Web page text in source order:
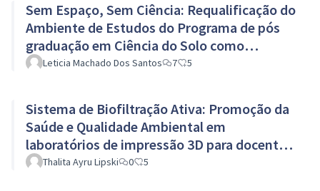
Sem Espaço, Sem Ciência: Requalificação do
Ambiente de Estudos do Programa de pós
graduação em Ciência do Solo como
laboratório de produção Científica
Leticia Machado Dos Santos 7 5
Sistema de Biofiltração Ativa: Promoção da
Saúde e Qualidade Ambiental em
laboratórios de impressão 3D para docentes
e discentes
Thalita Ayru Lipski 0 5